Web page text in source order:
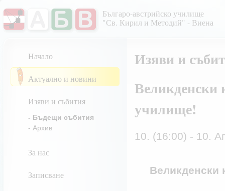
Българо-австрийско училище
"Св. Кирил и Методий" - Виена
Начало
Актуално и новини
Изяви и събития
- Бъдещи събития
- Архив
За нас
Записване
Изяви и
Великденски
училище!
10. (16:00) - 10.
Великденски